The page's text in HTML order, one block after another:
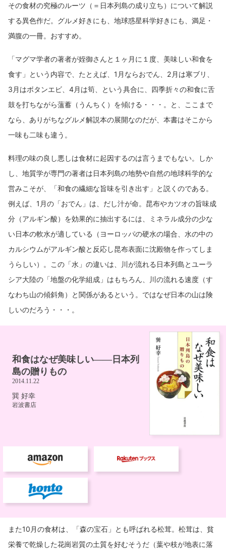
その食材の究極のルーツ（＝日本列島の成り立ち）について解説
する異色作だ。グルメ好きにも、地球惑星科学好きにも、満足・
満腹の一冊。おすすめ。
「マグマ学者の著者が姪御さんと１ヶ月に１度、美味しい和食を
食す」という内容で、たとえば、1月ならおでん、2月は寒ブリ、
3月はボタンエビ、4月は筍、という具合に、四季折々の和食に舌
鼓を打ちながら薀蓄（うんちく）を傾ける・・・。と、ここまで
なら、ありがちなグルメ解説本の展開なのだが、本書はそこから
一味も二味も違う。
料理の味の良し悪しは食材に起因するのは言うまでもない。しか
し、地質学が専門の著者は日本列島の地勢や自然の地球科学的な
営みこそが、「和食の繊細な旨味を引き出す」と説くのである。
例えば、1月の「おでん」は、だし汁が命。昆布やカツオの旨味成
分（アルギン酸）を効果的に抽出するには、ミネラル成分の少な
い日本の軟水が適している（ヨーロッパの硬水の場合、水の中の
カルシウムがアルギン酸と反応し昆布表面に沈殿物を作ってしま
うらしい）。この「水」の違いは、川が流れる日本列島とユーラ
シア大陸の「地盤の化学組成」はもちろん、川の流れる速度（す
なわち山の傾斜角）と関係があるという。ではなぜ日本の山は険
しいのだろう・・・。
また10月の食材は、「森の宝石」とも呼ばれる松茸。松茸は、貧
栄養で乾燥した花崗岩質の土質を好むそうだ（葉や枝が地表に落